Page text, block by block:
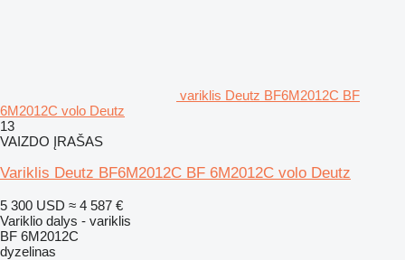
variklis Deutz BF6M2012C BF
6M2012C volo Deutz
13
VAIZDO ĮRAŠAS
Variklis Deutz BF6M2012C BF 6M2012C volo Deutz
5 300 USD ≈ 4 587 €
Variklio dalys - variklis
BF 6M2012C
dyzelinas